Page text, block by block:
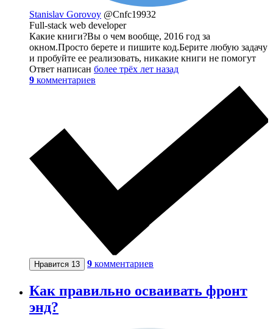
Stanislav Gorovoy @Cnfc19932
Full-stack web developer
Какие книги?Вы о чем вообще, 2016 год за
окном.Просто берете и пишите код.Берите любую задачу
и пробуйте ее реализовать, никакие книги не помогут
Ответ написан более трёх лет назад
9 комментариев
Нравится 13 9 комментариев
Как правильно осваивать фронт
энд?